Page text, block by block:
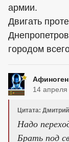
армии.
Двигать
городом
Афиноген
14
Цитата:
Надо
Брать под